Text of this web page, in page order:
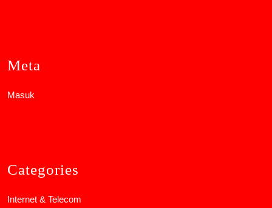
Meta
Masuk
Categories
Internet & Telecom